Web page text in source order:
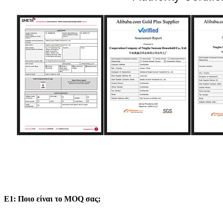
Ε1: Ποιο είναι το MOQ σας;